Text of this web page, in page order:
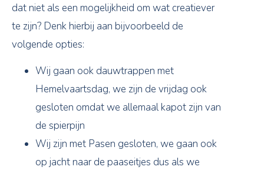
dat niet als een mogelijkheid om wat creatiever
te zijn? Denk hierbij aan bijvoorbeeld de
volgende opties:
Wij gaan ook dauwtrappen met
Hemelvaartsdag, we zijn de vrijdag ook
gesloten omdat we allemaal kapot zijn van
de spierpijn
Wij zijn met Pasen gesloten, we gaan ook
op jacht naar de paaseitjes dus als we